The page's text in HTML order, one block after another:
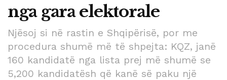
nga gara elektorale
Njësoj si në rastin e Shqipërisë, por me
procedura shumë më të shpejta: KQZ, janë
160 kandidatë nga lista prej më shumë se
5,200 kandidatësh që kanë së paku një